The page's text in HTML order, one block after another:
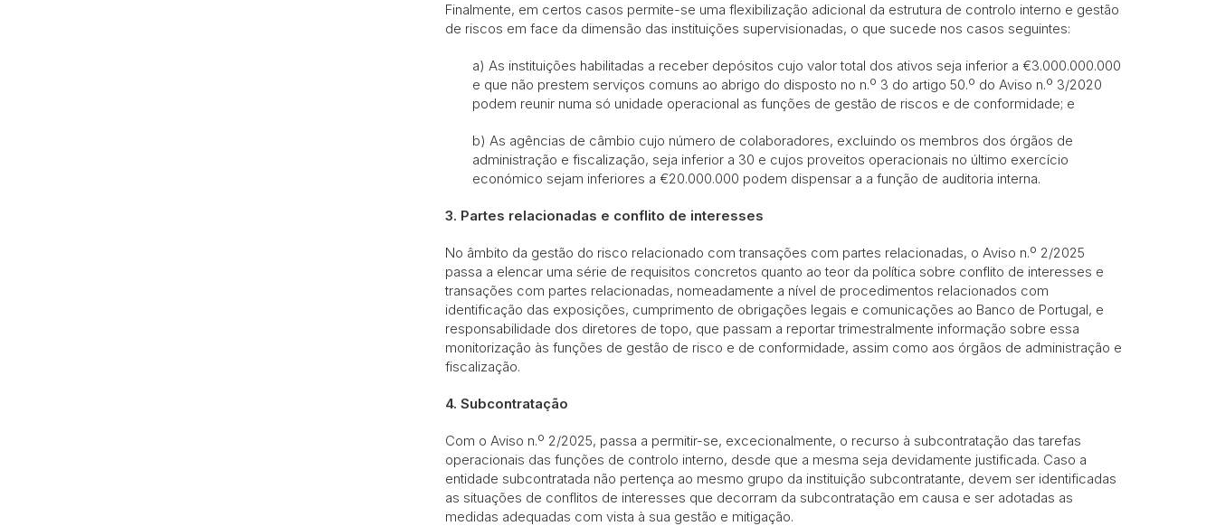
Finalmente, em certos casos permite-se uma flexibilização adicional da estrutura de controlo interno e gestão
de riscos em face da dimensão das instituições supervisionadas, o que sucede nos casos seguintes:
a) As instituições habilitadas a receber depósitos cujo valor total dos ativos seja inferior a €3.000.000.000
e que não prestem serviços comuns ao abrigo do disposto no n.º 3 do artigo 50.º do Aviso n.º 3/2020
podem reunir numa só unidade operacional as funções de gestão de riscos e de conformidade; e
b) As agências de câmbio cujo número de colaboradores, excluindo os membros dos órgãos de
administração e fiscalização, seja inferior a 30 e cujos proveitos operacionais no último exercício
económico sejam inferiores a €20.000.000 podem dispensar a a função de auditoria interna.
3. Partes relacionadas e conflito de interesses
No âmbito da gestão do risco relacionado com transações com partes relacionadas, o Aviso n.º 2/2025
passa a elencar uma série de requisitos concretos quanto ao teor da política sobre conflito de interesses e
transações com partes relacionadas, nomeadamente a nível de procedimentos relacionados com
identificação das exposições, cumprimento de obrigações legais e comunicações ao Banco de Portugal, e
responsabilidade dos diretores de topo, que passam a reportar trimestralmente informação sobre essa
monitorização às funções de gestão de risco e de conformidade, assim como aos órgãos de administração e
fiscalização.
4. Subcontratação
Com o Aviso n.º 2/2025, passa a permitir-se, excecionalmente, o recurso à subcontratação das tarefas
operacionais das funções de controlo interno, desde que a mesma seja devidamente justificada. Caso a
entidade subcontratada não pertença ao mesmo grupo da instituição subcontratante, devem ser identificadas
as situações de conflitos de interesses que decorram da subcontratação em causa e ser adotadas as
medidas adequadas com vista à sua gestão e mitigação.